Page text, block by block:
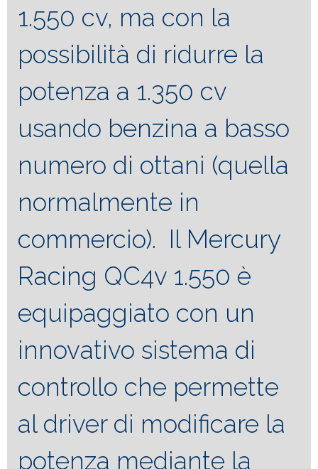
1.550 cv, ma con la
possibilità di ridurre la
potenza a 1.350 cv
usando benzina a basso
numero di ottani (quella
normalmente in
commercio). Il Mercury
Racing QC4v 1.550 è
equipaggiato con un
innovativo sistema di
controllo che permette
al driver di modificare la
potenza mediante la